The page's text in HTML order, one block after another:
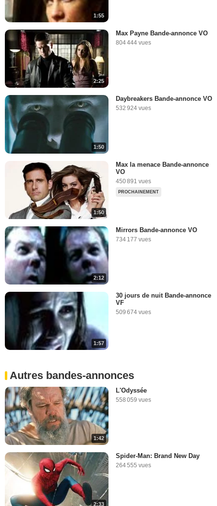
1:55
2:25
Max Payne Bande-annonce VO
804 444 vues
1:50
Daybreakers Bande-annonce VO
532 924 vues
1:50
Max la menace Bande-annonce
VO
450 891 vues
PROCHAINEMENT
2:12
Mirrors Bande-annonce VO
734 177 vues
1:57
30 jours de nuit Bande-annonce
VF
509 674 vues
Autres bandes-annonces
1:42
L'Odyssée
558 059 vues
2:33
Spider-Man: Brand New Day
264 555 vues